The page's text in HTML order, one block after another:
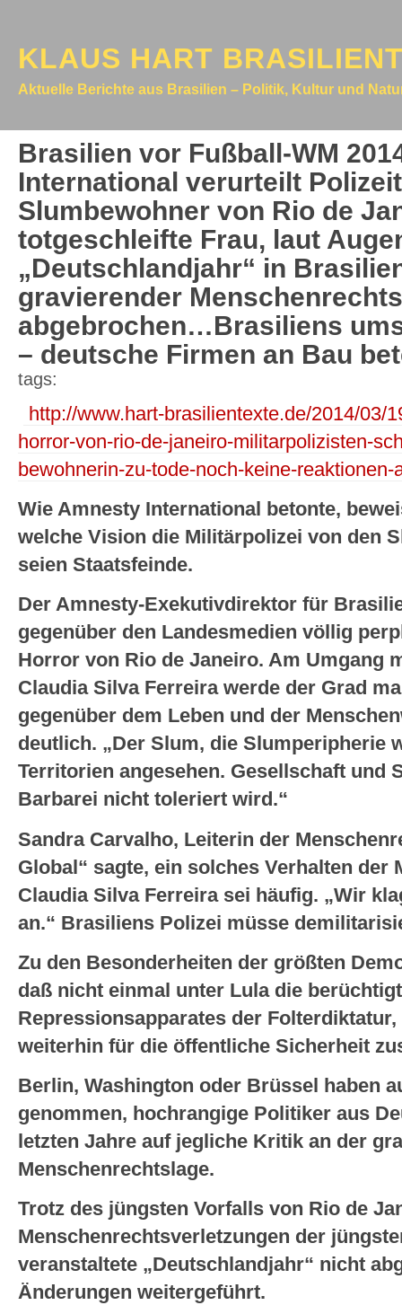
KLAUS HART
Aktuelle Berichte aus Brasilien – Politik, Kultur und
Brasilien vor Fußball-WM
International verurteilt
Slumbewohner von Rio de
totgeschleifte Frau, laut
„Deutschlandjahr“ in
gravierender
abgebrochen…Brasiliens
– deutsche Firmen an Bau
tags:
http://www.hart-brasilientexte.de/2014/03/
horror-von-rio-de-janeiro-militarpolizisten-
bewohnerin-zu-tode-noch-keine-
Wie Amnesty International betonte,
welche Vision die Militärpolizei von den
seien Staatsfeinde.
Der Amnesty-Exekutivdirektor für
gegenüber den Landesmedien völlig
Horror von Rio de Janeiro. Am Umgang
Claudia Silva Ferreira werde der Grad
gegenüber dem Leben und der
deutlich. „Der Slum, die Slumperipherie
Territorien angesehen. Gesellschaft und
Barbarei nicht toleriert wird.“
Sandra Carvalho, Leiterin der
Global“ sagte, ein solches Verhalten der
Claudia Silva Ferreira sei häufig. „Wir
an.“ Brasiliens Polizei müsse
Zu den Besonderheiten der größten
daß nicht einmal unter Lula die
Repressionsapparates der
weiterhin für die öffentliche Sicherheit
Berlin, Washington oder Brüssel haben
genommen, hochrangige Politiker aus
letzten Jahre auf jegliche Kritik an der
Menschenrechtslage.
Trotz des jüngsten Vorfalls von Rio de
Menschenrechtsverletzungen der
veranstaltete „Deutschlandjahr“ nicht
Änderungen weitergeführt.